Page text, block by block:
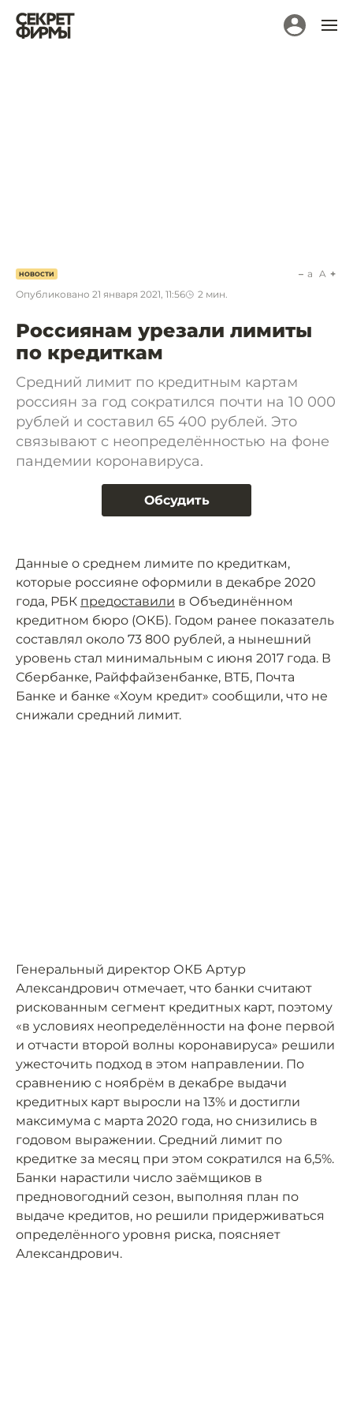
НОВОСТИ
Опубликовано 21 января 2021, 11:56 2 мин.
a A
Россиянам урезали лимиты
по кредиткам
Средний лимит по кредитным картам
россиян за год сократился почти на 10 000
рублей и составил 65 400 рублей. Это
связывают с неопределённостью на фоне
пандемии коронавируса.
Обсудить
Данные о среднем лимите по кредиткам,
которые россияне оформили в декабре 2020
года, РБК предоставили в Объединённом
кредитном бюро (ОКБ). Годом ранее показатель
составлял около 73 800 рублей, а нынешний
уровень стал минимальным с июня 2017 года. В
Сбербанке, Райффайзенбанке, ВТБ, Почта
Банке и банке «Хоум кредит» сообщили, что не
снижали средний лимит.
Генеральный директор ОКБ Артур
Александрович отмечает, что банки считают
рискованным сегмент кредитных карт, поэтому
«в условиях неопределённости на фоне первой
и отчасти второй волны коронавируса» решили
ужесточить подход в этом направлении. По
сравнению с ноябрём в декабре выдачи
кредитных карт выросли на 13% и достигли
максимума с марта 2020 года, но снизились в
годовом выражении. Средний лимит по
кредитке за месяц при этом сократился на 6,5%.
Банки нарастили число заёмщиков в
предновогодний сезон, выполняя план по
выдаче кредитов, но решили придерживаться
определённого уровня риска, поясняет
Александрович.